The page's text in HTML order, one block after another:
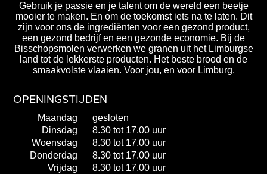
Gebruik je passie en je talent om de wereld een beetje
mooier te maken. En om de toekomst iets na te laten. Dit
zijn voor ons de ingrediënten voor een gezond product,
een gezond bedrijf en een gezonde economie. Bij de
Bisschopsmolen verwerken we granen uit het Limburgse
land tot de lekkerste producten. Het beste brood en de
smaakvolste vlaaien. Voor jou, en voor Limburg.
OPENINGSTIJDEN
Maandag
gesloten
Dinsdag
8.30 tot 17.00 uur
Woensdag
8.30 tot 17.00 uur
Donderdag
8.30 tot 17.00 uur
Vrijdag
8.30 tot 17.00 uur